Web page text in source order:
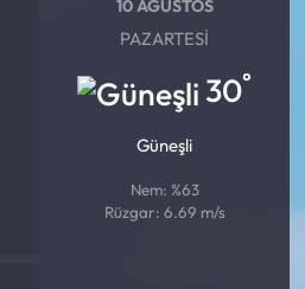
10 AĞUSTOS
PAZARTESI
30°
Güneşli
Nem: %63
Rüzgar: 6.69 m/s